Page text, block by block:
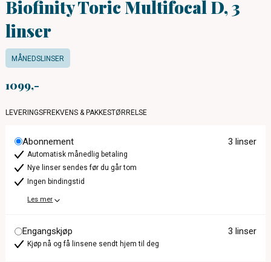
Biofinity Toric Multifocal D, 3
linser
MÅNEDSLINSER
1099
LEVERINGSFREKVENS & PAKKESTØRRELSE
Abonnement 3 linser
Automatisk månedlig betaling
Nye linser sendes før du går tom
Ingen bindingstid
Les mer
Engangskjøp 3 linser
Kjøp nå og få linsene sendt hjem til deg